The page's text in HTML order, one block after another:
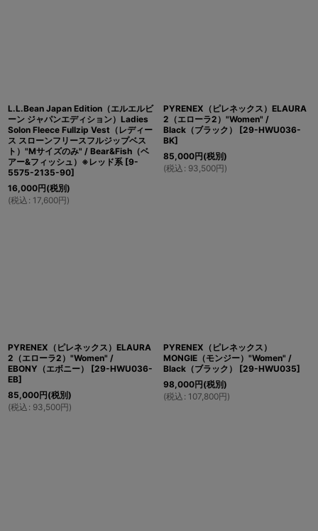
L.L.Bean Japan Edition（エルエルビ
ーン ジャパンエディション）Ladies
Solon Fleece Fullzip Vest（レディー
ス スローンフリースフルジップベス
ト）"Mサイズのみ" / Bear&Fish（ベ
アー&フィッシュ）※レッド系 [9-
5575-2135-90]
16,000円(税別)
(税込 : 17,600円)
PYRENEX（ピレネックス）ELAURA
2（エローラ2）"Women" /
Black（ブラック）
[29-HWU036-
BK]
85,000円(税別)
(税込 : 93,500円)
PYRENEX（ピレネックス）ELAURA
2（エローラ2）"Women" /
EBONY（エボニー）
[29-HWU036-
EB]
85,000円(税別)
(税込 : 93,500円)
PYRENEX（ピレネックス）
MONGIE（モンジー）"Women" /
Black（ブラック）
[29-HWU035]
98,000円(税別)
(税込 : 107,800円)